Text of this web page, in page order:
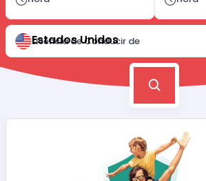
Licencia de Conducir de
Estados Unidos